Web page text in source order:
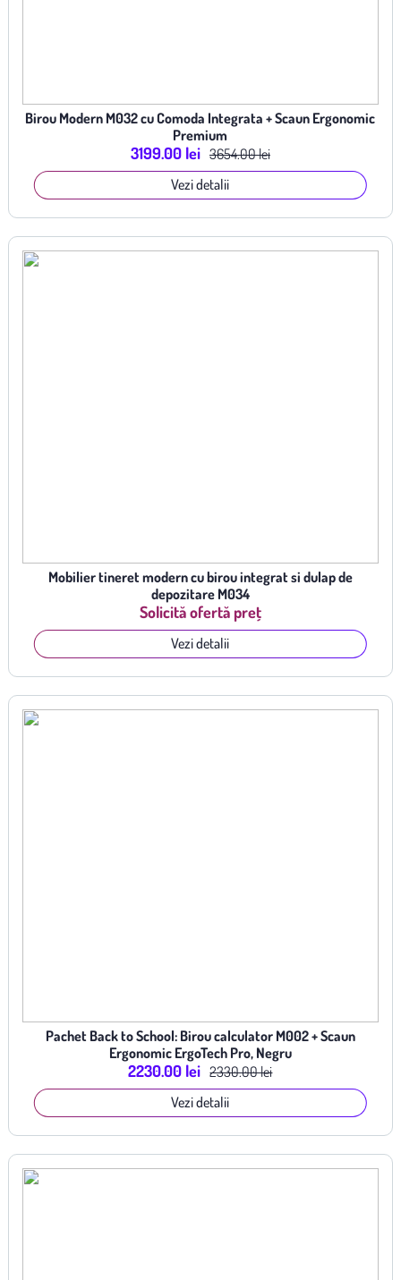
Birou Modern M032 cu Comoda Integrata + Scaun Ergonomic
Premium
3654.00 lei
3199.00 lei
Vezi detalii
Mobilier tineret modern cu birou integrat si dulap de
depozitare M034
Solicită ofertă preț
Vezi detalii
Pachet Back to School: Birou calculator M002 + Scaun
Ergonomic ErgoTech Pro, Negru
2330.00 lei
2230.00 lei
Vezi detalii